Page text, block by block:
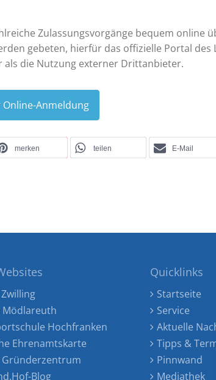
Zulassungsvorgänge bequem online
gebeten, hierfür das offizielle Portal des
als die Nutzung externer Drittanbieter.
Anmeldung
merken teilen E-Mail
Mödlareuth
Hochfranken
Ehrenamtskarte
Gründerzentrum
Blog
Quicklinks
Startseite
Service
Aktuelle
Tipps &
Pinnwand
Mediathek